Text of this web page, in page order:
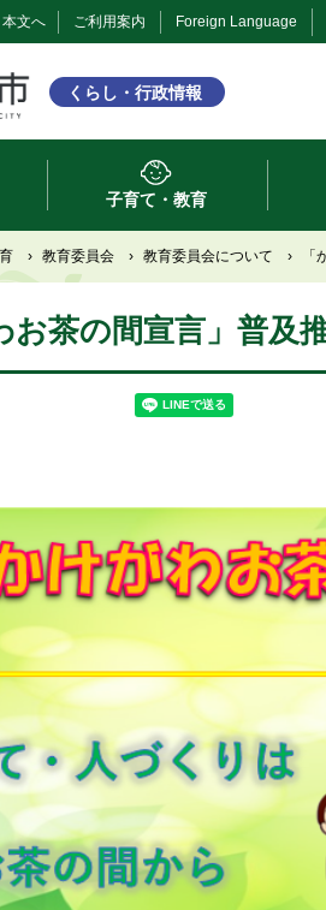
本文へ ご利用案内 Foreign Language
くらし・行政情報
子育て・教育
› 教育委員会 › 教育委員会について ›
お茶の間宣言」普及